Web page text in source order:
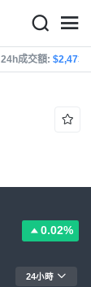
24h成交額: $2,473
0.02%
24小時